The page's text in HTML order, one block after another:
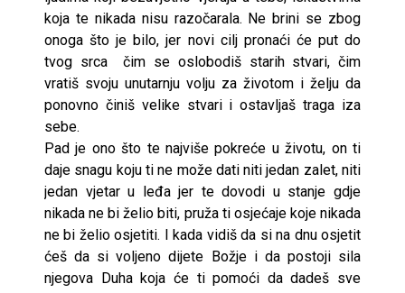
koja te nikada nisu razočarala. Ne brini se zbog
onoga što je bilo, jer novi cilj pronaći će put do
tvog srca čim se oslobodiš starih stvari, čim
vratiš svoju unutarnju volju za životom i želju da
ponovno činiš velike stvari i ostavljaš traga iza
sebe.
Pad je ono što te najviše pokreće u životu, on ti
daje snagu koju ti ne može dati niti jedan zalet, niti
jedan vjetar u leđa jer te dovodi u stanje gdje
nikada ne bi želio biti, pruža ti osjećaje koje nikada
ne bi želio osjetiti. I kada vidiš da si na dnu osjetit
ćeš da si voljeno dijete Božje i da postoji sila
njegova Duha koja će ti pomoći da dadeš sve